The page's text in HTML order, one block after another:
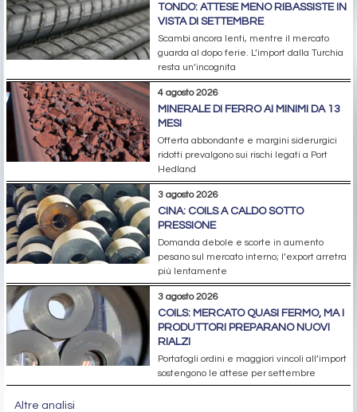
TONDO: ATTESE MENO RIBASSISTE IN
VISTA DI SETTEMBRE
Scambi ancora lenti, mentre il mercato
guarda al dopo ferie. L’import dalla Turchia
resta un’incognita
4 agosto 2026
MINERALE DI FERRO AI MINIMI DA 13
MESI
Offerta abbondante e margini siderurgici
ridotti prevalgono sui rischi legati a Port
Hedland
3 agosto 2026
CINA: COILS A CALDO SOTTO
PRESSIONE
Domanda debole e scorte in aumento
pesano sul mercato interno; l’export arretra
più lentamente
3 agosto 2026
COILS: MERCATO QUASI FERMO, MA I
PRODUTTORI PREPARANO NUOVI
RIALZI
Portafogli ordini e maggiori vincoli all’import
sostengono le attese per settembre
Altre analisi